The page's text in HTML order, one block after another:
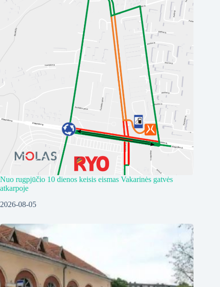
Nuo rugpjūčio 10 dienos keisis eismas Vakarinės gatvės
atkarpoje
2026-08-05